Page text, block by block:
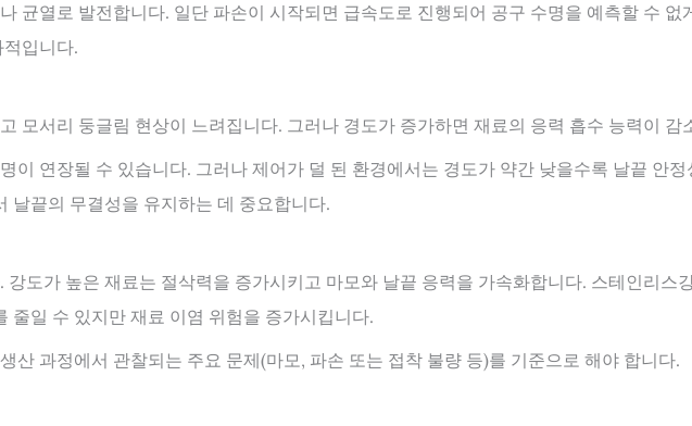
균열로 발전합니다. 일단 파손이 시작되면 급속도로 진행되어 공구 수명을 예측할 수 없
입니다.
모서리 둥글림 현상이 느려집니다. 그러나 경도가 증가하면 재료의 응력 흡수 능력이 감
이 연장될 수 있습니다. 그러나 제어가 덜 된 환경에서는 경도가 약간 낮을수록 날끝 안
날끝의 무결성을 유지하는 데 중요합니다.
도가 높은 재료는 절삭력을 증가시키고 마모와 날끝 응력을 가속화합니다. 스테인리스
줄일 수 있지만 재료 이염 위험을 증가시킵니다.
산 과정에서 관찰되는 주요 문제(마모, 파손 또는 접착 불량 등)를 기준으로 해야 합니다.